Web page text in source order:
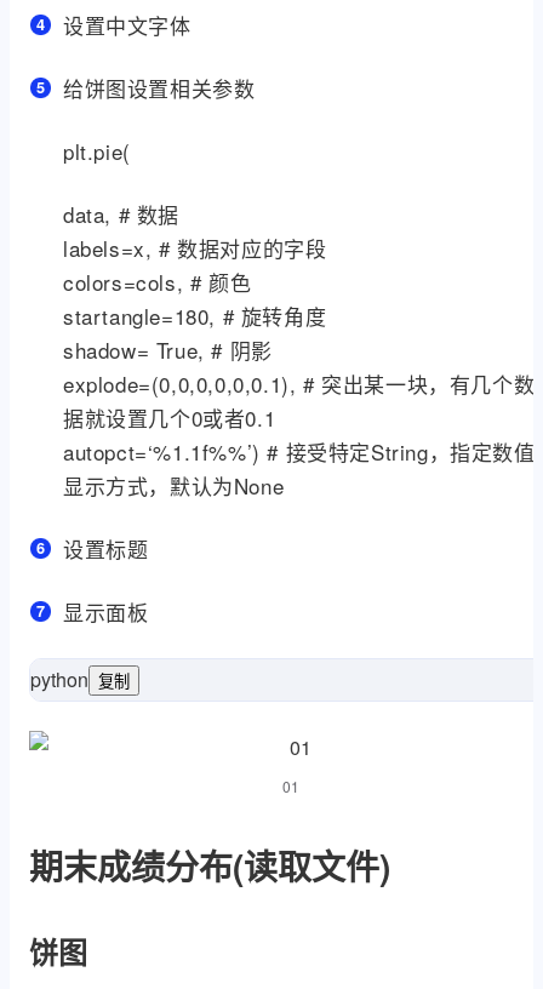
设置中文字体
给饼图设置相关参数
plt.pie(
data, # 数据
labels=x, # 数据对应的字段
colors=cols, # 颜色
startangle=180, # 旋转角度
shadow= True, # 阴影
explode=(0,0,0,0,0,0.1), # 突出某一块，有几个数
据就设置几个0或者0.1
autopct=‘%1.1f%%’) # 接受特定String，指定数值
显示方式，默认为None
设置标题
显示面板
python 复制
01
期末成绩分布(读取文件)
饼图